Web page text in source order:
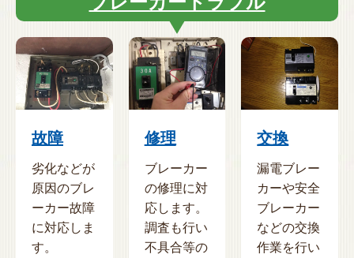
故障
劣化などが
原因のブレ
ーカー故障
に対応しま
す。
修理
ブレーカー
の修理に対
応します。
調査も行い
不具合等の
交換
漏電ブレー
カーや安全
ブレーカー
などの交換
作業を行い